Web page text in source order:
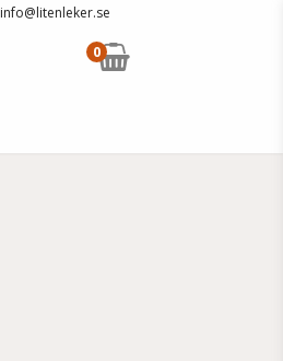
info@litenleker.se
0